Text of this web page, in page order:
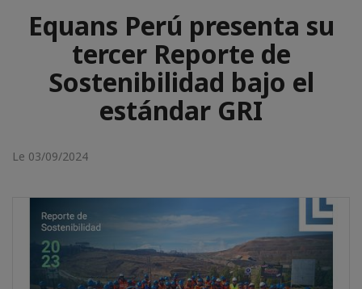
Equans Perú presenta su
tercer Reporte de
Sostenibilidad bajo el
estándar GRI
Le 03/09/2024